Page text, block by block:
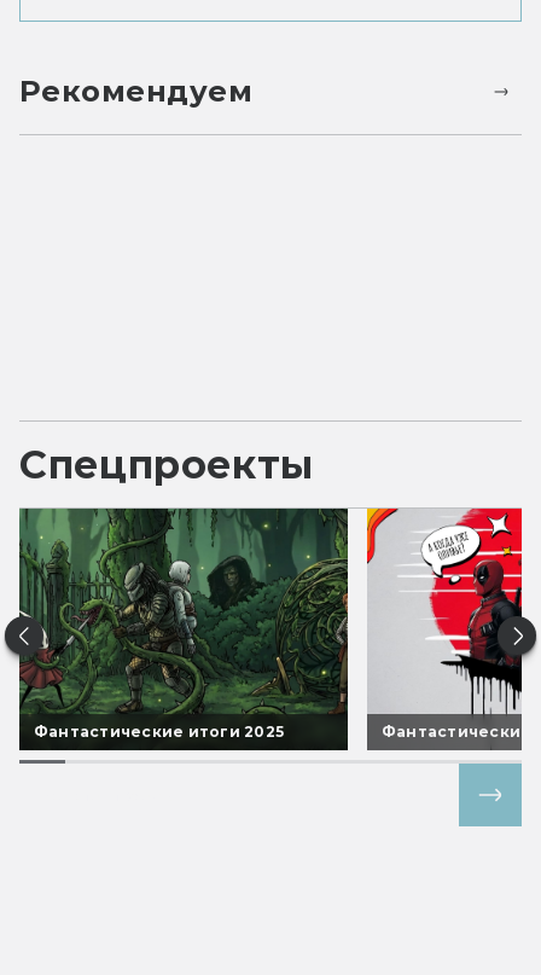
Рекомендуем
Спецпроекты
Фантастические итоги 2025 Фантастические